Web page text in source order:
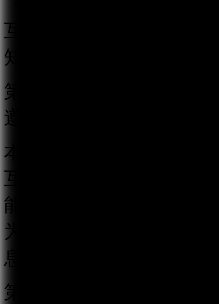
互联网信息办公室负责
知》，制定本规定。
第二条 在中华人民共和
遵守本规定。
本规定所称跟帖评论服
互动传播平台以及其他
能的传播平台，以发帖
为用户提供发表文字、
息的服务。
第三条 国家互联网信息